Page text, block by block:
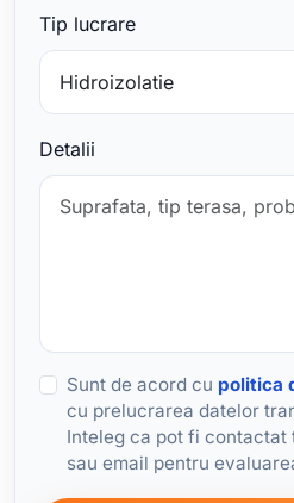
Tip lucrare
Detalii
Sunt de acord cu politica
cu prelucrarea datelor
Inteleg ca pot fi contactat
sau email pentru